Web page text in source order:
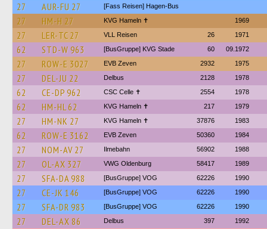
27 AUR-FU 27 [Fass Reisen] Hagen-Bus
27 HM-H 27 KVG Hameln ✝ 1969
27 LER-TC 27 VLL Reisen 26 1971
62 STD-W 963 [BusGruppe] KVG Stade 60 09.1972
27 ROW-E 3027 EVB Zeven 2932 1975
27 DEL-JU 22 Delbus 2128 1978
62 CE-DP 962 CSC Celle ✝ 2554 1978
62 HM-HL 62 KVG Hameln ✝ 217 1979
27 HM-NK 27 KVG Hameln ✝ 37876 1983
62 ROW-E 3162 EVB Zeven 50360 1984
27 NOM-AV 27 Ilmebahn 56902 1988
27 OL-AX 327 VWG Oldenburg 58417 1989
27 SFA-DA 988 [BusGruppe] VOG 62226 1990
27 CE-JK 146 [BusGruppe] VOG 62226 1990
27 SFA-DR 983 [BusGruppe] VOG 62226 1990
27 DEL-AX 86 Delbus 397 1992